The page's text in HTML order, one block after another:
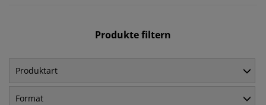
Produkte filtern
Produktart
Format